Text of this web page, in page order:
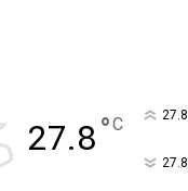
27.8°C 27.8
27.8